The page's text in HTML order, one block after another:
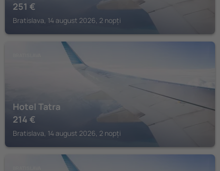
251 €
Bratislava, 14 august 2026, 2 nopți
Hotel Tatra
214 €
Bratislava, 14 august 2026, 2 nopți